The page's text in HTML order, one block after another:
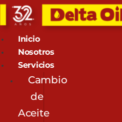
Inicio
Nosotros
Servicios
Cambio
de
Aceite